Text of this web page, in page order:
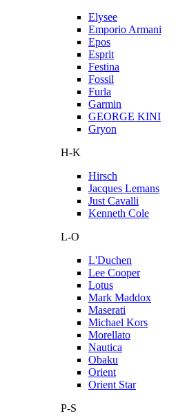
Elysee
Emporio Armani
Epos
Esprit
Festina
Fossil
Furla
Garmin
GEORGE KINI
Gryon
H-K
Hirsch
Jacques Lemans
Just Cavalli
Kenneth Cole
L-O
L'Duchen
Lee Cooper
Lotus
Mark Maddox
Maserati
Michael Kors
Morellato
Nautica
Obaku
Orient
Orient Star
P-S